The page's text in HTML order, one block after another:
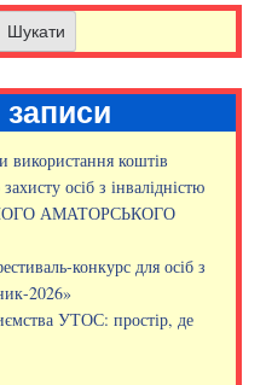
записи
використання коштів
осіб з інвалідністю
АМАТОРСЬКОГО
конкурс для осіб з
2026»
УТОС: простір, де